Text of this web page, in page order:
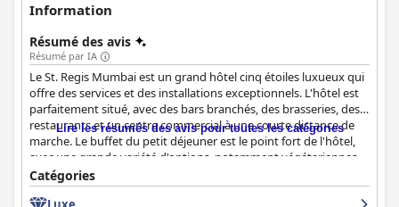
Information
Résumé des avis
Résumé par IA
Le St. Regis Mumbai est un grand hôtel cinq étoiles luxueux qui
offre des services et des installations exceptionnels. L'hôtel est
parfaitement situé, avec des bars branchés, des brasseries, des
restaurants et un centre commercial à une courte distance de
marche. Le buffet du petit déjeuner est le point fort de l'hôtel,
avec une grande variété d'options, notamment végétariennes
et de fruits de mer. Le restaurant pan-asiatique MeKong, situé
au 37ème étage de l'hôtel, propose des plats succulents et des
Lire les résumés des avis pour toutes les catégories
Catégories